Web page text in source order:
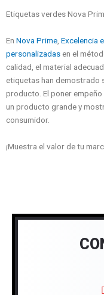
Etiquetas verdes Nova
En Nova Prime Excelencia
personalizadasen el
calidad, el material
etiquetas han demostrado
producto. El poner
un producto grande y
consumidor.
¡Muestra el valor de tu